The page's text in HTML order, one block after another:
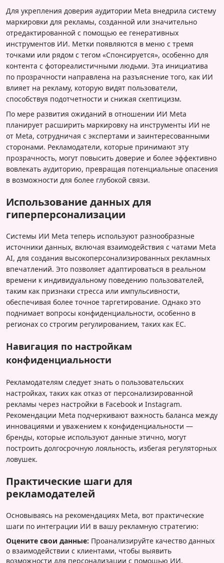
Для укрепления доверия аудитории Meta внедрила систему
маркировки для рекламы, созданной или значительно
отредактированной с помощью ее генеративных
инструментов ИИ. Метки появляются в меню с тремя
точками или рядом с тегом «Спонсируется», особенно для
контента с фотореалистичными людьми. Эта инициатива
по прозрачности направлена на разъяснение того, как ИИ
влияет на рекламу, которую видят пользователи,
способствуя подотчетности и снижая скептицизм.
По мере развития ожиданий в отношении ИИ Meta
планирует расширить маркировку на инструменты ИИ не
от Meta, сотрудничая с экспертами и заинтересованными
сторонами. Рекламодатели, которые принимают эту
прозрачность, могут повысить доверие и более эффективно
вовлекать аудиторию, превращая потенциальные опасения
в возможности для более глубокой связи.
Использование данных для
гиперперсонализации
Системы ИИ Meta теперь используют разнообразные
источники данных, включая взаимодействия с чатами Meta
AI, для создания высокоперсонализированных рекламных
впечатлений. Это позволяет адаптироваться в реальном
времени к индивидуальному поведению пользователей,
таким как признаки стресса или импульсивности,
обеспечивая более точное таргетирование. Однако это
поднимает вопросы конфиденциальности, особенно в
регионах со строгим регулированием, таких как ЕС.
Навигация по настройкам
конфиденциальности
Рекламодателям следует знать о пользовательских
настройках, таких как отказ от персонализированной
рекламы через настройки в Facebook и Instagram.
Рекомендации Meta подчеркивают важность баланса между
инновациями и уважением к конфиденциальности —
бренды, которые используют данные этично, могут
построить долгосрочную лояльность, избегая регуляторных
ловушек.
Практические шаги для
рекламодателей
Основываясь на рекомендациях Meta, вот практические
шаги по интеграции ИИ в вашу рекламную стратегию:
Оцените свои данные: Проанализируйте качество данных
о взаимодействии с клиентами, чтобы выявить
возможности для персонализации с помощью ИИ.